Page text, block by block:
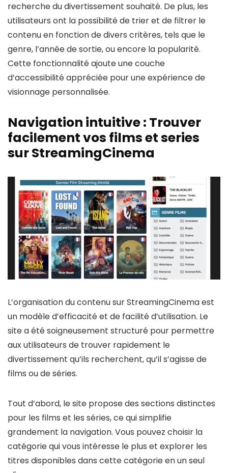
recherche du divertissement souhaité. De plus, les
utilisateurs ont la possibilité de trier et de filtrer le
contenu en fonction de divers critères, tels que le
genre, l’année de sortie, ou encore la popularité.
Cette fonctionnalité ajoute une couche
d’accessibilité appréciée pour une expérience de
visionnage personnalisée.
Navigation intuitive : Trouver
facilement vos films et series
sur StreamingCinema
L’organisation du contenu sur StreamingCinema est
un modèle d’efficacité et de facilité d’utilisation. Le
site a été soigneusement structuré pour permettre
aux utilisateurs de trouver rapidement le
divertissement qu’ils recherchent, qu’il s’agisse de
films ou de séries.
Tout d’abord, le site propose des sections distinctes
pour les films et les séries, ce qui simplifie
grandement la navigation. Vous pouvez choisir la
catégorie qui vous intéresse le plus et explorer les
titres disponibles dans cette catégorie en un seul